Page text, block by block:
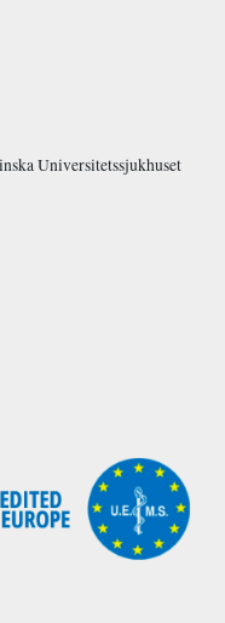
Universitetssjukhuset